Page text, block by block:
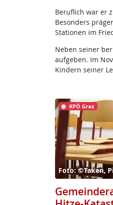
Beruflich war er
Besonders
Stationen im
Neben seiner
aufgeben. Im
Kindern seiner
KPÖ Graz
Foto: ©Taken,